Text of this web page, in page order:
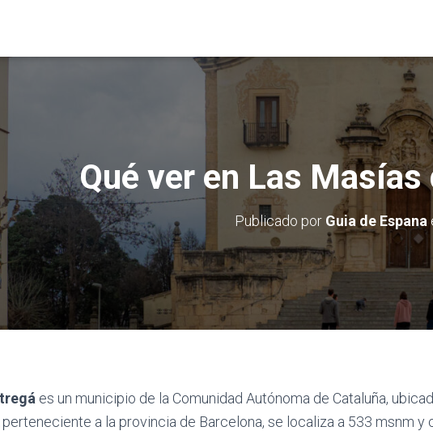
Qué ver en Las Masías
Publicado por Guia de Espana
es un municipio de la Comunidad Autónoma de Cataluña,
a la provincia de Barcelona, se localiza a 533 msnm y